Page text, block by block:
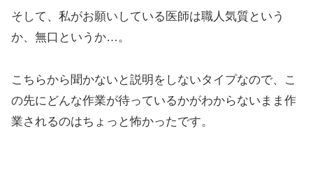
そして、私がお願いしている医師は職人気質という
か、無口というか…。
こちらから聞かないと説明をしないタイプなので、こ
の先にどんな作業が待っているかがわからないまま作
業されるのはちょっと怖かったです。